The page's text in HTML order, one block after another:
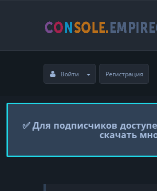
Войти Регистрация
✅ Для подписчиков
скачать